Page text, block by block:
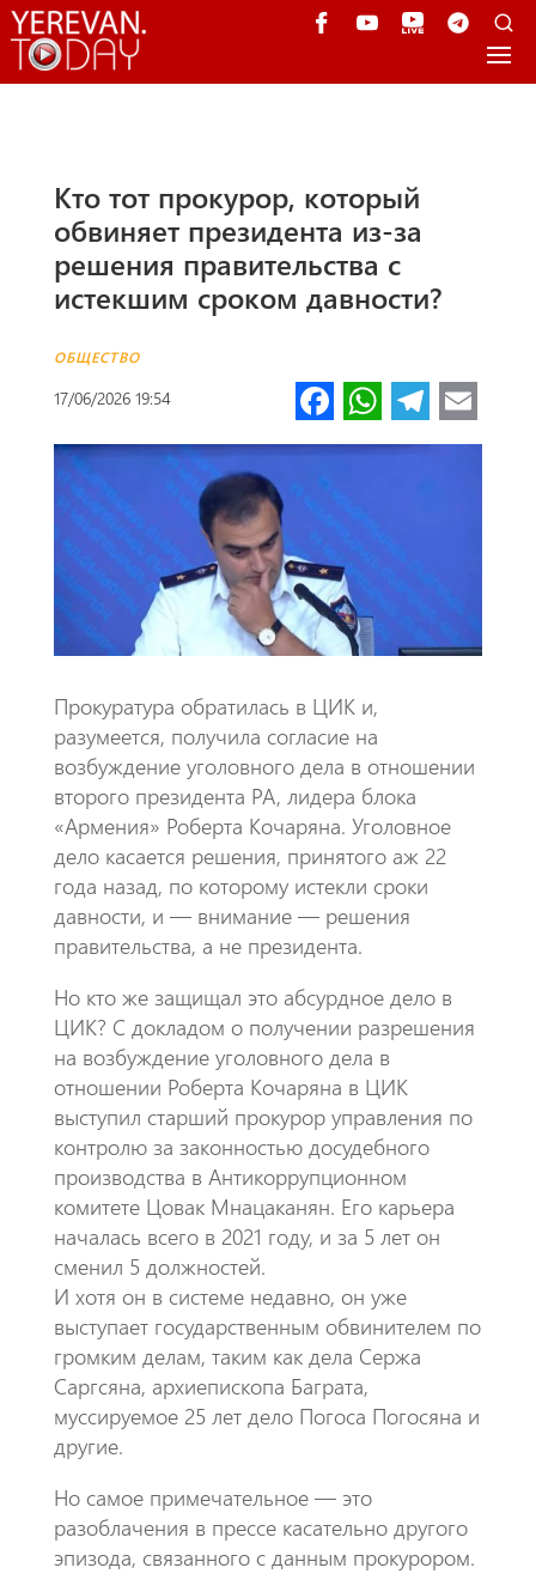
Кто тот прокурор, который
обвиняет президента из-за
решения правительства с
истекшим сроком давности?
ОБЩЕСТВО
17/06/2026 19:54 Fa
ce
o
o
k
W
h
A
p
Te
le m
​Прокуратура обратилась в ЦИК и,
разумеется, получила согласие на
возбуждение уголовного дела в отношении
второго президента РА, лидера блока
«Армения» Роберта Кочаряна. Уголовное
дело касается решения, принятого аж 22
года назад, по которому истекли сроки
давности, и — внимание — решения
правительства, а не президента.
​Но кто же защищал это абсурдное дело в
ЦИК? С докладом о получении разрешения
на возбуждение уголовного дела в
отношении Роберта Кочаряна в ЦИК
выступил старший прокурор управления по
контролю за законностью досудебного
производства в Антикоррупционном
комитете Цовак Мнацаканян. Его карьера
началась всего в 2021 году, и за 5 лет он
сменил 5 должностей.
​И хотя он в системе недавно, он уже
выступает государственным обвинителем по
громким делам, таким как дела Сержа
Саргсяна, архиепископа Баграта,
муссируемое 25 лет дело Погоса Погосяна и
другие.
​Но самое примечательное — это
разоблачения в прессе касательно другого
эпизода, связанного с данным прокурором.